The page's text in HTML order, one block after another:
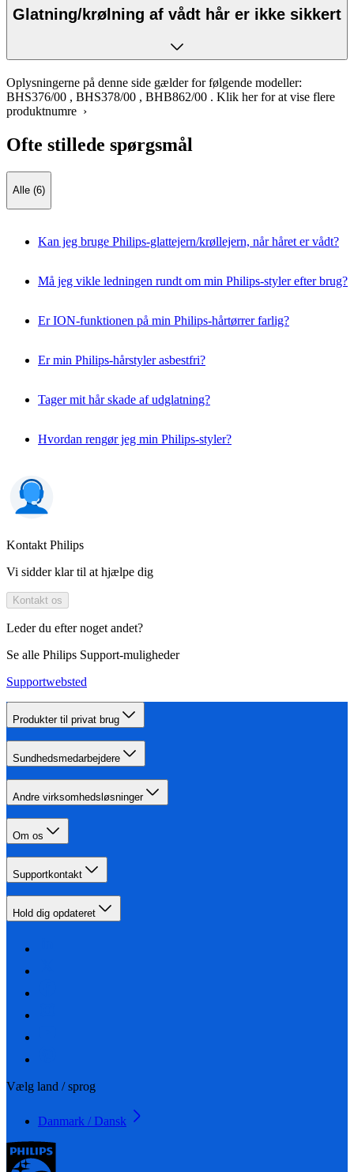
Glatning/krølning af vådt hår er ikke sikkert
Oplysningerne på denne side gælder for følgende modeller:
BHS376/00 , BHS378/00 , BHB862/00 . Klik her for at vise flere
produktnumre ›
Ofte stillede spørgsmål
Alle (6)
Kan jeg bruge Philips-glattejern/krøllejern, når håret er vådt?
Må jeg vikle ledningen rundt om min Philips-styler efter brug?
Er ION-funktionen på min Philips-hårtørrer farlig?
Er min Philips-hårstyler asbestfri?
Tager mit hår skade af udglatning?
Hvordan rengør jeg min Philips-styler?
Kontakt Philips
Vi sidder klar til at hjælpe dig
Kontakt os
Leder du efter noget andet?
Se alle Philips Support-muligheder
Supportwebsted
Produkter til privat brug
Sundhedsmedarbejdere
Andre virksomhedsløsninger
Om os
Supportkontakt
Hold dig opdateret
Vælg land / sprog
Danmark / Dansk